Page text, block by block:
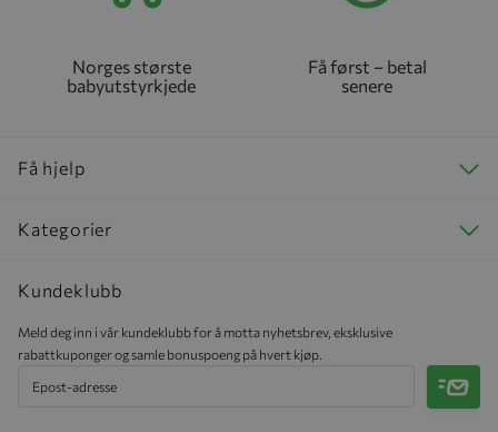
Norges største
babyutstyrkjede
Få først – betal
senere
Få hjelp
Kategorier
Kundeklubb
Meld deg inn i vår kundeklubb for å motta nyhetsbrev, eksklusive
rabattkuponger og samle bonuspoeng på hvert kjøp.
Meld